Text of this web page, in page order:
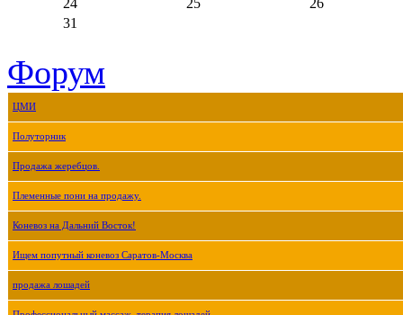
31
Форум
ЦМИ
Полуторник
Продажа жеребцов.
Племенные пони на продажу.
Коневоз на Дальний Восток!
Ищем попутный коневоз Саратов-Москва
продажа лошадей